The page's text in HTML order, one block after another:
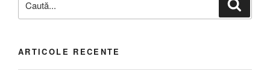
ARTICOLE RECENTE